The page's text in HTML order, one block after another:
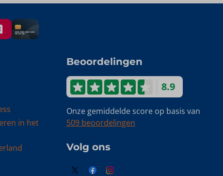
in het
Beoordelingen
8.9
Onze gemiddelde score op basis van
509 beoordelingen
Volg ons